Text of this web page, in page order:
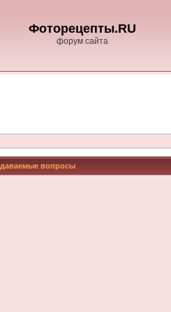
Фоторецепты.RU
форум сайта
вопросы